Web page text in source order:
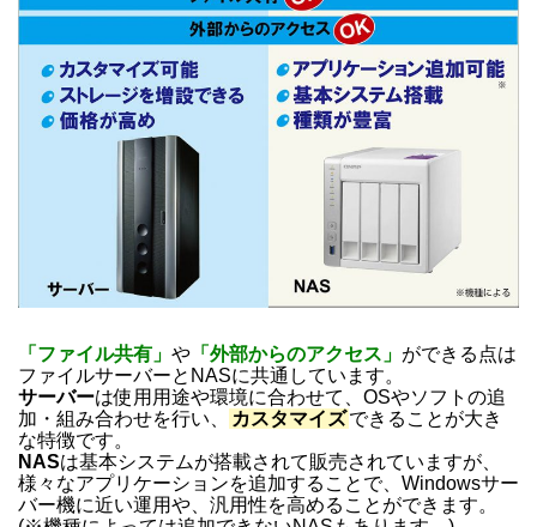
「ファイル共有」 や 「外部からのアクセス」 ができる点は
ファイルサーバーとNASに共通しています。
サーバーは使用用途や環境に合わせて、OSやソフトの追
加・組み合わせを行い、
カスタマイズできることが大き
な特徴です。
NASは基本システムが搭載されて販売されていますが、
様々なアプリケーションを追加することで、Windowsサー
バー機に近い運用や、汎用性を高めることができます。